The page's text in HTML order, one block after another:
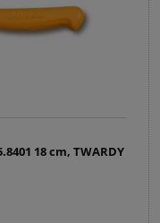
18 cm, TWARDY